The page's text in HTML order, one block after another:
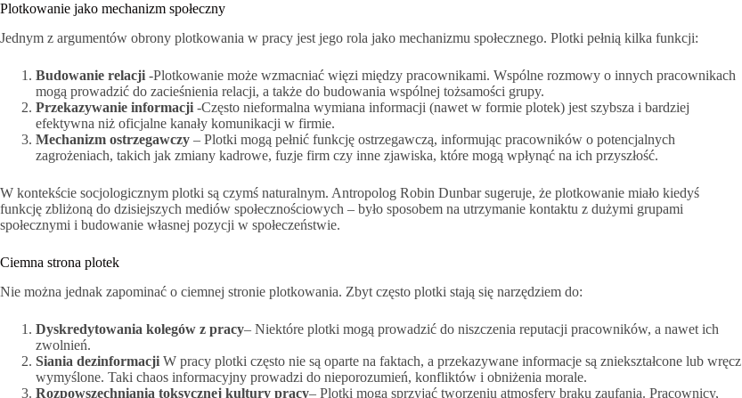
Plotkowanie jako mechanizm społeczny
Jednym z argumentów obrony plotkowania w pracy jest jego rola jako mechanizmu społecznego. Plotki pełnią kilka funkcji:
Budowanie relacji -Plotkowanie może wzmacniać więzi między pracownikami. Wspólne rozmowy o innych pracownikach
mogą prowadzić do zacieśnienia relacji, a także do budowania wspólnej tożsamości grupy.
Przekazywanie informacji -Często nieformalna wymiana informacji (nawet w formie plotek) jest szybsza i bardziej
efektywna niż oficjalne kanały komunikacji w firmie.
Mechanizm ostrzegawczy – Plotki mogą pełnić funkcję ostrzegawczą, informując pracowników o potencjalnych
zagrożeniach, takich jak zmiany kadrowe, fuzje firm czy inne zjawiska, które mogą wpłynąć na ich przyszłość.
W kontekście socjologicznym plotki są czymś naturalnym. Antropolog Robin Dunbar sugeruje, że plotkowanie miało kiedyś
funkcję zbliżoną do dzisiejszych mediów społecznościowych – było sposobem na utrzymanie kontaktu z dużymi grupami
społecznymi i budowanie własnej pozycji w społeczeństwie.
Ciemna strona plotek
Nie można jednak zapominać o ciemnej stronie plotkowania. Zbyt często plotki stają się narzędziem do:
Dyskredytowania kolegów z pracy– Niektóre plotki mogą prowadzić do niszczenia reputacji pracowników, a nawet ich
zwolnień.
Siania dezinformacji W pracy plotki często nie są oparte na faktach, a przekazywane informacje są zniekształcone lub wręcz
wymyślone. Taki chaos informacyjny prowadzi do nieporozumień, konfliktów i obniżenia morale.
Rozpowszechniania toksycznej kultury pracy– Plotki mogą sprzyjać tworzeniu atmosfery braku zaufania. Pracownicy,